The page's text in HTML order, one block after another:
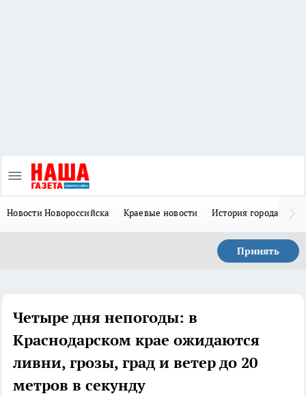
Новости Новороссийска Краевые новости История города Н
Принять
Четыре дня непогоды: в
Краснодарском крае ожидаются
ливни, грозы, град и ветер до 20
метров в секунду